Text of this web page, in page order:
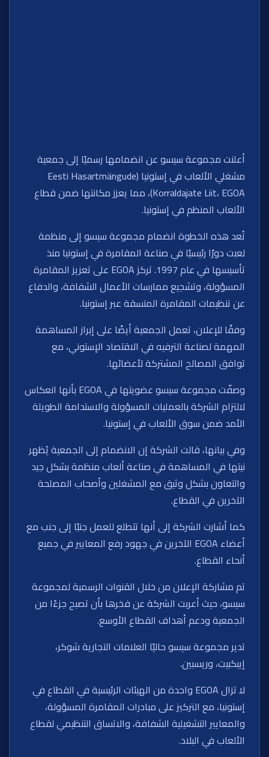
أعلنت مجموعة سيسو عن انضمامها رسميًا إلى جمعية
مشغلي الألعاب في إستونيا (Eesti Hasartmängude
Korraldajate Liit، EGOA)، مما يعزز مكانتها ضمن قطاع
الألعاب المنظم في إستونيا.
تُعد هذه الخطوة انضمام مجموعة سيسو إلى منظمة
لعبت دورًا رئيسيًا في صناعة المقامرة في إستونيا منذ
تأسيسها في عام 1997. تركز EGOA على تعزيز المقامرة
المسؤولة، وتشجيع ممارسات الأعمال الشفافة، والدفاع
عن تنظيمات المقامرة المتسقة عبر إستونيا.
وفقًا للإعلان، تعمل الجمعية أيضًا على إبراز المساهمة
المهمة لصناعة الترفيه في الاقتصاد الإستوني، مع
توافق المصالح المشتركة لأعضائها.
وصفّت مجموعة سيسو عضويتها في EGOA بأنها انعكاس
لالتزام الشركة بالعمليات المسؤولة والاستدامة الطويلة
الأمد ضمن سوق الألعاب في إستونيا.
وفي بيانها، قالت الشركة إن الانضمام إلى الجمعية يُظهر
نيتها في المساهمة في صناعة ألعاب منظمة بشكل جيد
والتعاون بشكل وثيق مع المشغلين وأصحاب المصلحة
الآخرين في القطاع.
كما أشارت الشركة إلى أنها تتطلع للعمل جنبًا إلى جنب مع
أعضاء EGOA الآخرين في جهود رفع المعايير في جميع
أنحاء القطاع.
تم مشاركة الإعلان من خلال القنوات الرسمية لمجموعة
سيسو، حيث أعربت الشركة عن فخرها بأن تصبح جزءًا من
الجمعية ودعم أهداف القطاع الأوسع.
تدير مجموعة سيسو حاليًا العلامات التجارية شوكر،
إيبكبيت، وريسبين.
لا تزال EGOA واحدة من الهيئات الرئيسية في القطاع في
إستونيا، مع التركيز على مبادرات المقامرة المسؤولة،
والمعايير التشغيلية الشفافة، والاتساق التنظيمي لقطاع
الألعاب في البلاد.